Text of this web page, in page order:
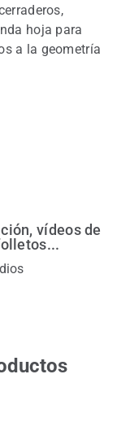
hoja para
a la geometría
vídeos de